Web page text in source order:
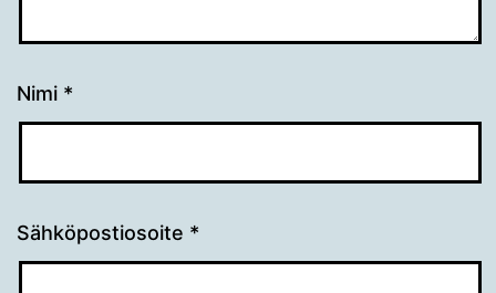
Nimi *
Sähköpostiosoite *